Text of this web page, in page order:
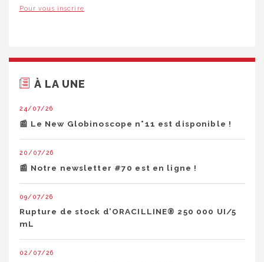
Pour vous inscrire
À LA UNE
24/07/26
📰 Le New Globinoscope n°11 est disponible !
20/07/26
📰 Notre newsletter #70 est en ligne !
09/07/26
Rupture de stock d’ORACILLINE® 250 000 UI/5
mL
02/07/26